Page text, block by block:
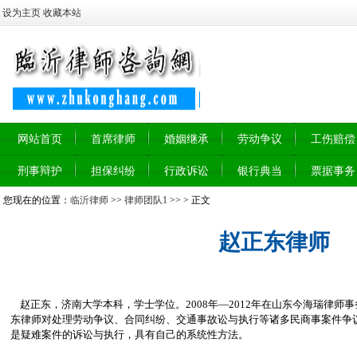
设为主页 收藏本站
网站首页 首席律师 婚姻继承 劳动争议 工伤赔偿
刑事辩护 担保纠纷 行政诉讼 银行典当 票据事务
您现在的位置： 临沂律师 >> 律师团队1 >> > 正文
赵正东律师
赵正东，济南大学本科，学士学位。2008年—2012年在山东今海瑞律师
东律师对处理劳动争议、合同纠纷、交通事故讼与执行等诸多民商事案件
是疑难案件的诉讼与执行，具有自己的系统性方法。